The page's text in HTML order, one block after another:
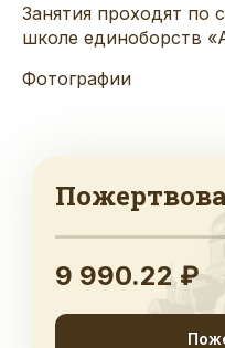
Занятия проходят по
школе единоборств
Фотографии
9 990.22 ₽